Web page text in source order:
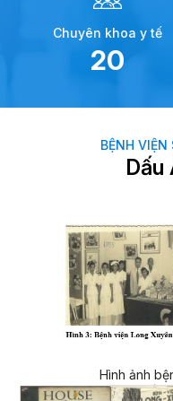
Chuyên khoa y tế
20
BỆNH
Dấu
Hình ảnh